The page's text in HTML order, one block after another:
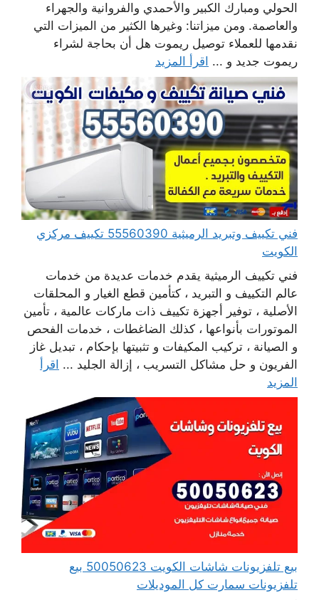
الحولي ومبارك الكبير والأحمدي والفروانية والجهراء
والعاصمة. ومن ميزاتنا: وغيرها الكثير من الميزات التي
نقدمها للعملاء توصيل ريموت هل أن بحاجة لشراء
ريموت جديد و ... اقرأ المزيد
فني تكييف وتبريد الرميثية 55560390 تكييف مركزي
الكويت
فني تكييف الرميثية يقدم خدمات عديدة من خدمات
عالم التكييف و التبريد ، كتأمين قطع الغيار و المحلقات
الأصلية ، توفير أجهزة تكييف ذات ماركات عالمية ، تأمين
الموتورات بأنواعها ، كذلك الضاغطات ، خدمات الفحص
و الصيانة ، تركيب المكيفات و تثبيتها بإحكام ، تبديل غاز
الفريون و حل مشاكل التسريب ، إزالة الجليد ... اقرأ
المزيد
بيع تلفزيونات شاشات الكويت 50050623 بيع
تلفزيونات سمارت كل الموديلات